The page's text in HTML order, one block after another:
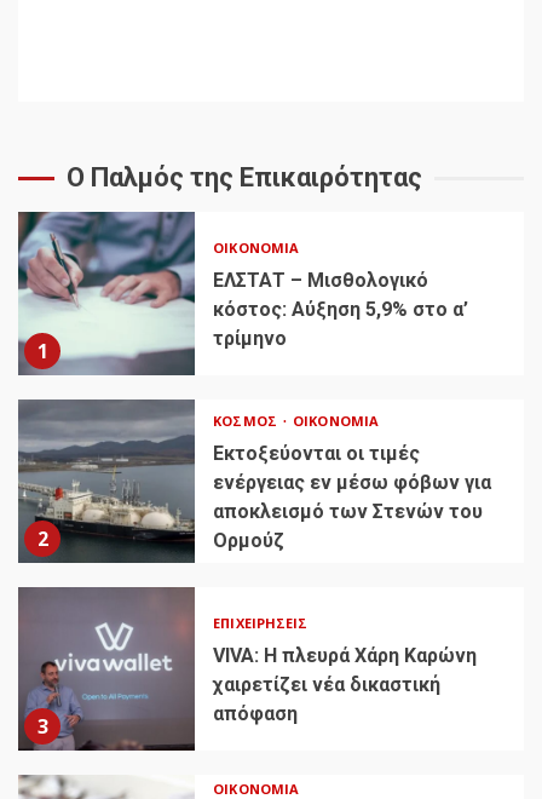
Ο Παλμός της Επικαιρότητας
1
ΟΙΚΟΝΟΜΊΑ
ΕΛΣΤΑΤ – Μισθολογικό
κόστος: Αύξηση 5,9% στο α’
τρίμηνο
2
ΚΌΣΜΟΣ ΟΙΚΟΝΟΜΊΑ
Εκτοξεύονται οι τιμές
ενέργειας εν μέσω φόβων για
αποκλεισμό των Στενών του
Ορμούζ
3
ΕΠΙΧΕΙΡΉΣΕΙΣ
VIVA: Η πλευρά Χάρη Καρώνη
χαιρετίζει νέα δικαστική
απόφαση
ΟΙΚΟΝΟΜΊΑ